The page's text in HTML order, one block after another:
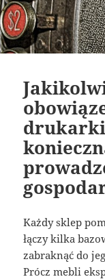
Każdy sklep
łączy kilka
zabraknąć do
Prócz mebli